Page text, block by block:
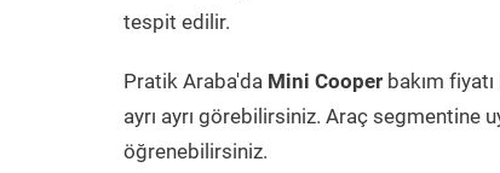
tespit edilir.
Pratik Araba'da Mini Cooper bakım
ayrı ayrı görebilirsiniz. Araç segmentine
öğrenebilirsiniz.